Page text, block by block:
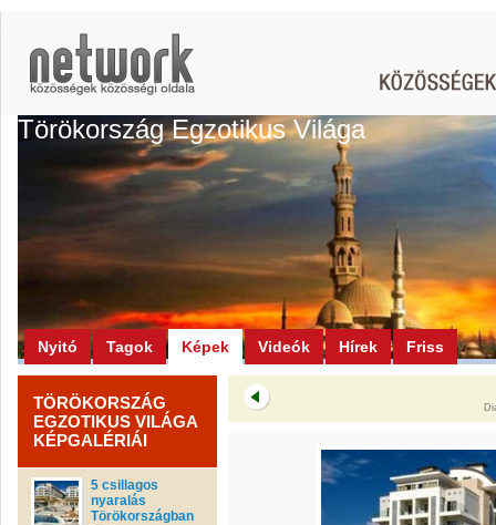
Törökország Egzotikus Világa
Nyitó Tagok Képek Videók Hírek Friss
TÖRÖKORSZÁG
EGZOTIKUS VILÁGA
KÉPGALÉRIÁI
5 csillagos
nyaralás
Törökországban